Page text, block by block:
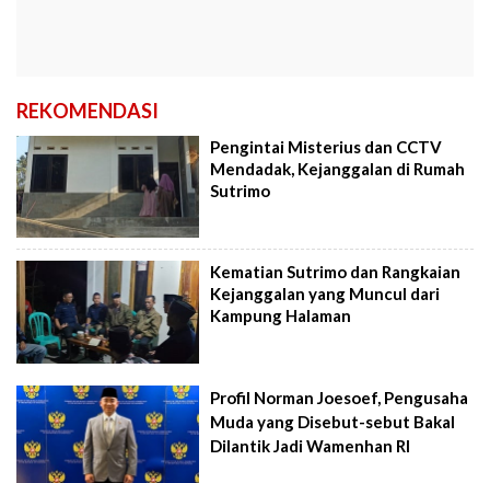
REKOMENDASI
Pengintai Misterius dan CCTV
Mendadak, Kejanggalan di Rumah
Sutrimo
Kematian Sutrimo dan Rangkaian
Kejanggalan yang Muncul dari
Kampung Halaman
Profil Norman Joesoef, Pengusaha
Muda yang Disebut-sebut Bakal
Dilantik Jadi Wamenhan RI